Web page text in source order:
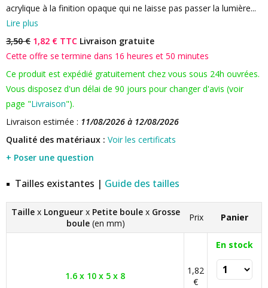
acrylique à la finition opaque qui ne laisse pas passer la lumière...
Lire plus
3,50 € 1,82 € TTC Livraison gratuite
Cette offre se termine dans 16 heures et 50 minutes
Ce produit est expédié gratuitement chez vous sous 24h ouvrées.
Vous disposez d'un délai de 90 jours pour changer d'avis (voir
page "Livraison").
Livraison estimée : 11/08/2026 à 12/08/2026
Qualité des matériaux : Voir les certificats
+ Poser une question
Tailles existantes | Guide des tailles
Taille x Longueur x Petite boule x Grosse
boule (en mm)
Prix Panier
1.6 x 10 x 5 x 8
1,82
€
En stock